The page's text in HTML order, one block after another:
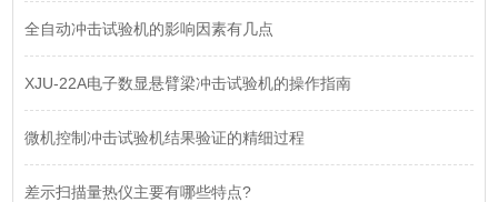
全自动冲击试验机的影响因素有几点
XJU-22A电子数显悬臂梁冲击试验机的操作指南
微机控制冲击试验机结果验证的精细过程
差示扫描量热仪主要有哪些特点?